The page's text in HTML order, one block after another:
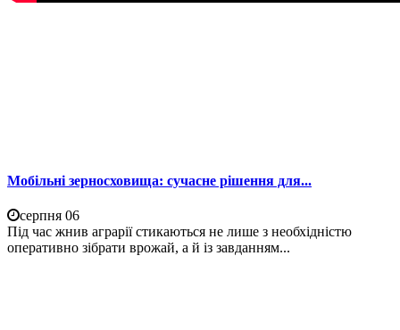
Мобільні зерносховища: сучасне рішення для...
серпня 06
Під час жнив аграрії стикаються не лише з необхідністю
оперативно зібрати врожай, а й із завданням...